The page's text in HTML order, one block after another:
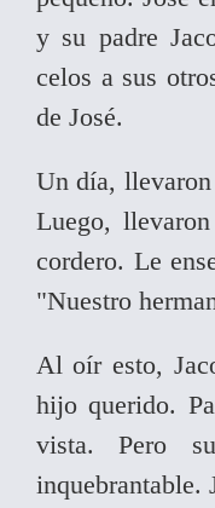
y su padre
celos a sus
de José.
Un día,
Luego,
cordero. Le
"Nuestro
Al oír esto,
hijo querido.
vista. Pero
inquebrantable.